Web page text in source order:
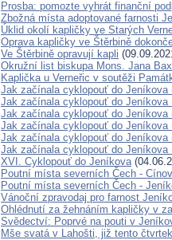
Prosba: pomozte vyhrát finanční
Zbožná místa adoptované farnosti
Úklid okolí kapličky ve Starých
Oprava kapličky ve Štěrbině
Ve Štěrbině opravují kapli
Okružní list biskupa Mons. Jana
Kaplička u Verneřic v soutěži
Jak začínala cyklopouť do Jeníkova
Jak začínala cyklopouť do Jeníkova
Jak začínala cyklopouť do Jeníkova
Jak začínala cyklopouť do Jeníkova
Jak začínala cyklopouť do Jeníkova
Jak začínala cyklopouť do Jeníkova
XVI. Cyklopouť do Jeníkova
Poutní místa severních Čech -
Poutní místa severních Čech -
Vánoční zpravodaj pro farnost
Ohlédnutí za žehnáním kapličky v
Svědectví: Poprvé na pouti v
Mše svatá v Lahošti, již tento čtvrtek